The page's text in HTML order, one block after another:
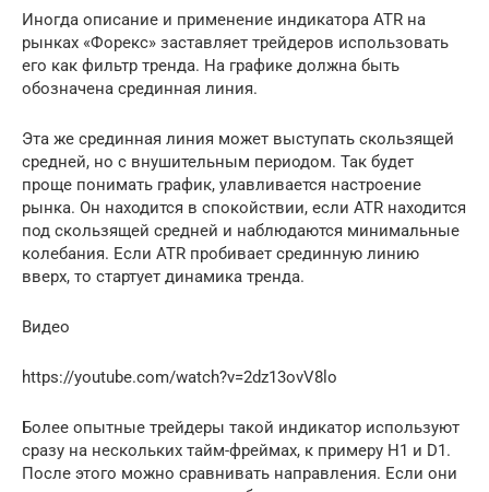
Иногда описание и применение индикатора ATR на
рынках «Форекс» заставляет трейдеров использовать
его как фильтр тренда. На графике должна быть
обозначена срединная линия.
Эта же срединная линия может выступать скользящей
средней, но с внушительным периодом. Так будет
проще понимать график, улавливается настроение
рынка. Он находится в спокойствии, если ATR находится
под скользящей средней и наблюдаются минимальные
колебания. Если ATR пробивает срединную линию
вверх, то стартует динамика тренда.
Видео
https://youtube.com/watch?v=2dz13ovV8lo
Более опытные трейдеры такой индикатор используют
сразу на нескольких тайм-фреймах, к примеру H1 и D1.
После этого можно сравнивать направления. Если они